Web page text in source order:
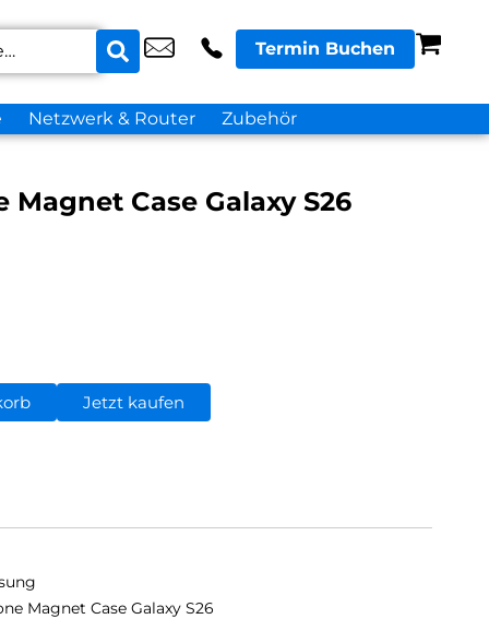
Termin Buchen
Netzwerk & Router Zubehör
Magnet Case Galaxy S26
Jetzt kaufen
Magnet Case Galaxy S26